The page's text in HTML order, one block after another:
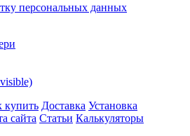
персональных данных
купить Доставка Установка
сайта Статьи Калькуляторы